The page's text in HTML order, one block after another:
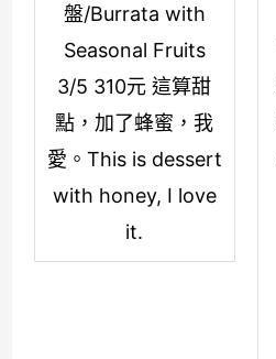
盤/Burrata with
Seasonal Fruits
3/5 310元 這算甜
點，加了蜂蜜，我
愛。This is dessert
with honey, I love
it.